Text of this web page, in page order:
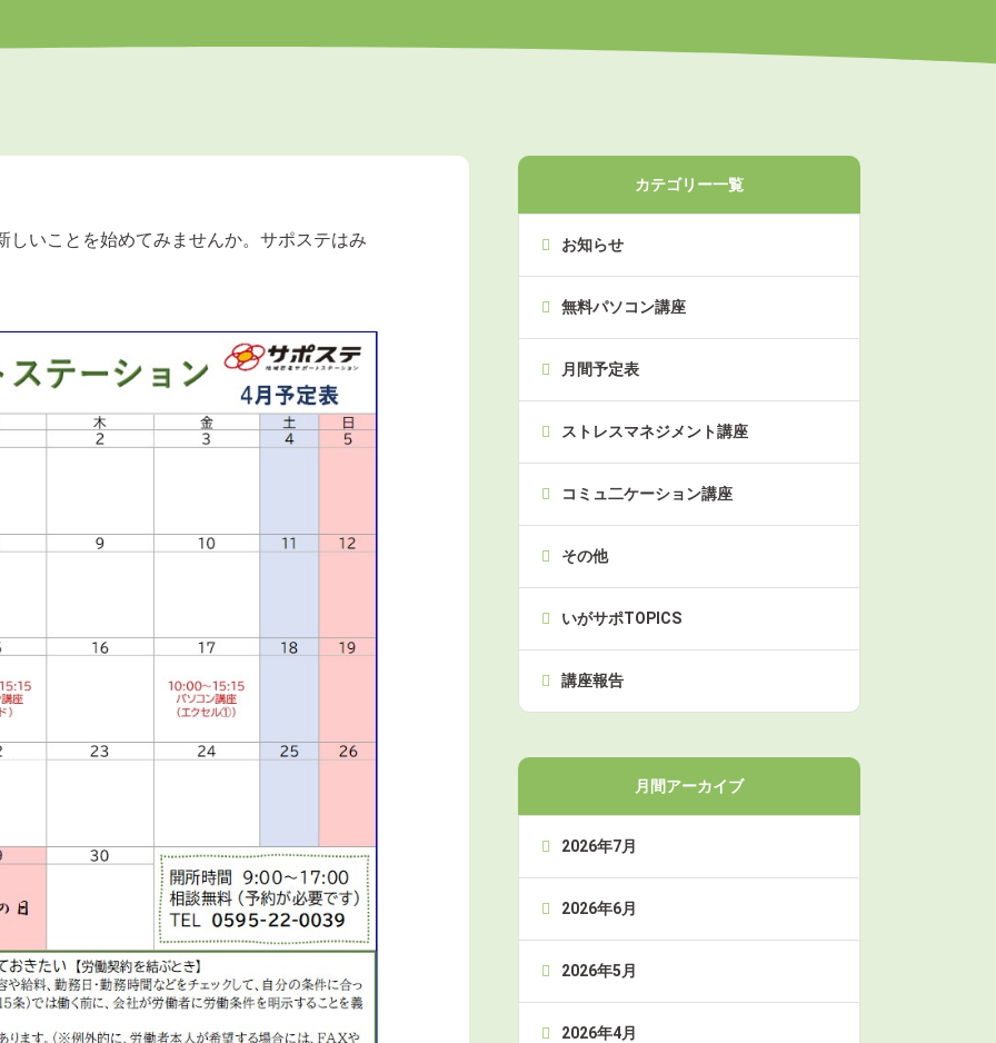
しいことを始めてみませんか。サポステはみ
カテゴリー一覧
お知らせ
無料パソコン講座
月間予定表
ストレスマネジメント講座
コミュ二ケーション講座
その他
いがサポTOPICS
講座報告
月間アーカイブ
2026年7月
2026年6月
2026年5月
2026年4月